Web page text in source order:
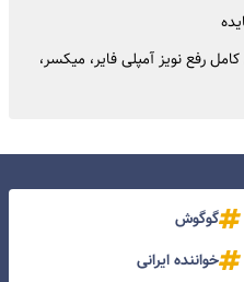
رفع نویز آمپلی فایر، میکسر،
گوگوش
خواننده ایرانی